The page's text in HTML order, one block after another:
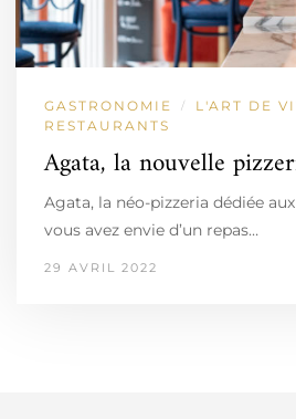
GASTRONOMIE / L'ART DE
RESTAURANTS
Agata, la nouvelle
Agata, la néo-pizzeria dédiée
vous avez envie d’un repas…
29 AVRIL 2022